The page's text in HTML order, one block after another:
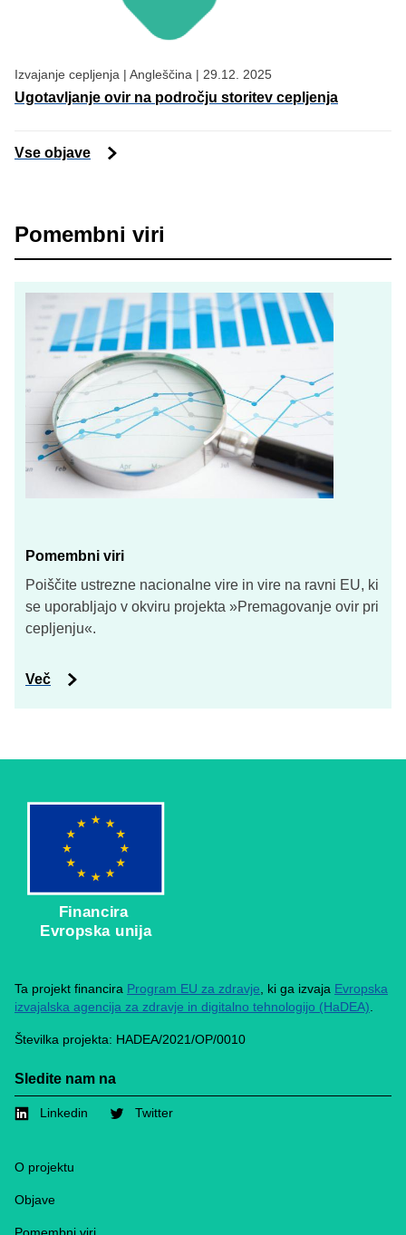
Izvajanje cepljenja | Angleščina | 29.12. 2025
Ugotavljanje ovir na področju storitev cepljenja
Vse objave
Pomembni viri
Pomembni viri
Poiščite ustrezne nacionalne vire in vire na ravni EU, ki
se uporabljajo v okviru projekta »Premagovanje ovir pri
cepljenju«.
Več
Financira
Evropska unija
Ta projekt financira Program EU za zdravje, ki ga izvaja Evropska
izvajalska agencija za zdravje in digitalno tehnologijo (HaDEA).
Številka projekta: HADEA/2021/OP/0010
Sledite nam na
Linkedin Twitter
Footer
O projektu
Objave